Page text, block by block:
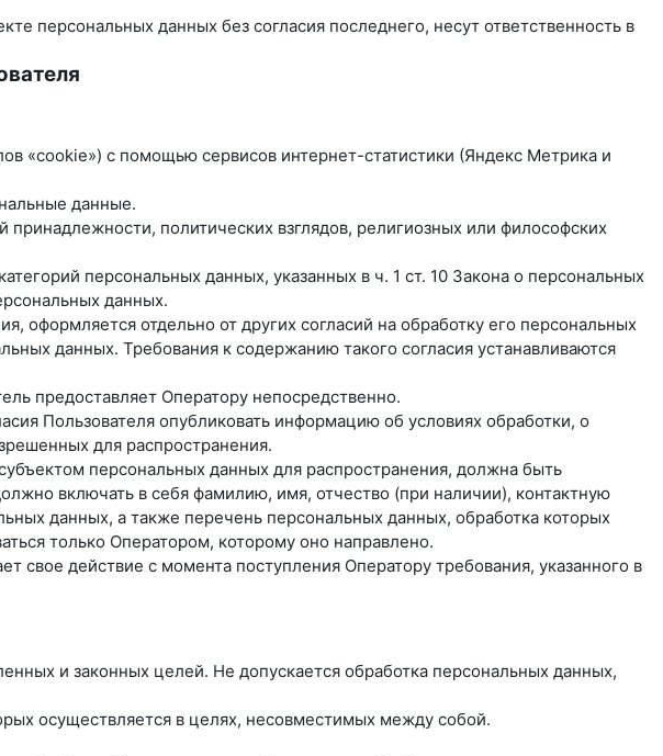
персональных данных без согласия последнего, несут ответственность в
«cookie») с помощью сервисов интернет-статистики (Яндекс Метрика и
данные.
политических взглядов, религиозных или философских
персональных данных, указанных в ч. 1 ст. 10 Закона о персональных
данных.
оформляется отдельно от других согласий на обработку его персональных
данных. Требования к содержанию такого согласия устанавливаются
предоставляет Оператору непосредственно.
Пользователя опубликовать информацию об условиях обработки, о
для распространения.
персональных данных для распространения, должна быть
включать в себя фамилию, имя, отчество (при наличии), контактную
данных, а также перечень персональных данных, обработка которых
только Оператором, которому оно направлено.
свое действие с момента поступления Оператору требования, указанного в
и законных целей. Не допускается обработка персональных данных,
осуществляется в целях, несовместимых между собой.